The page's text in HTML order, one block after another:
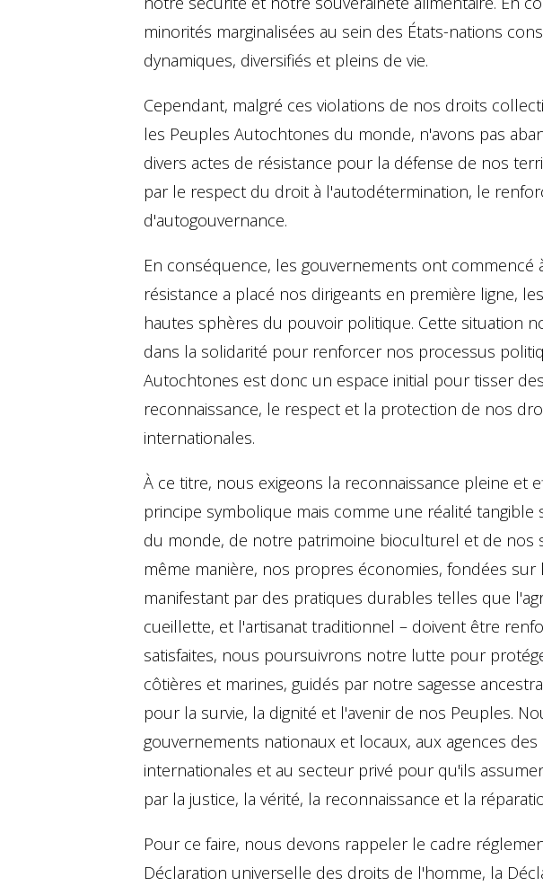
minorités marginalisées au sein des États-nations
dynamiques, diversifiés et pleins de vie.
Cependant, malgré ces violations de nos droits
les Peuples Autochtones du monde, n'avons pas
divers actes de résistance pour la défense de nos
par le respect du droit à l'autodétermination, le
d'autogouvernance.
En conséquence, les gouvernements ont
résistance a placé nos dirigeants en première ligne,
hautes sphères du pouvoir politique. Cette situation
dans la solidarité pour renforcer nos processus
Autochtones est donc un espace initial pour tisser
reconnaissance, le respect et la protection de nos
internationales.
À ce titre, nous exigeons la reconnaissance pleine
principe symbolique mais comme une réalité
du monde, de notre patrimoine bioculturel et de nos
même manière, nos propres économies, fondées
manifestant par des pratiques durables telles que
cueillette, et l'artisanat traditionnel – doivent être
satisfaites, nous poursuivrons notre lutte pour
côtières et marines, guidés par notre sagesse
pour la survie, la dignité et l'avenir de nos Peuples.
gouvernements nationaux et locaux, aux agences
internationales et au secteur privé pour qu'ils
par la justice, la vérité, la reconnaissance et la
Pour ce faire, nous devons rappeler le cadre
Déclaration universelle des droits de l'homme, la